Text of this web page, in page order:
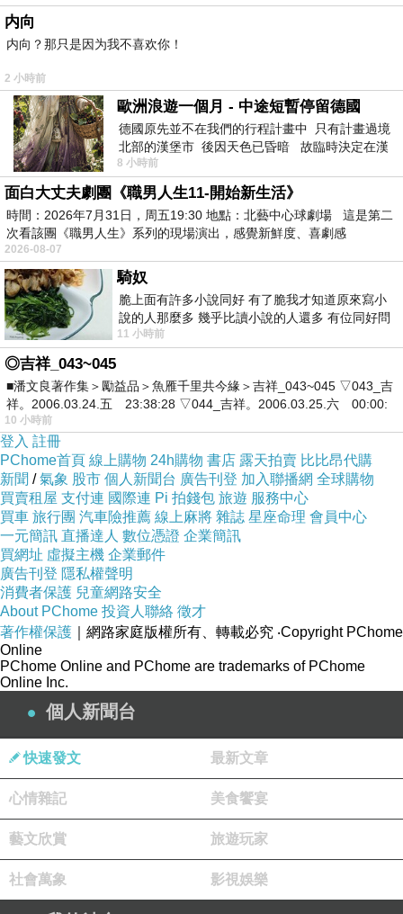
内向
内向？那只是因为我不喜欢你！
2 小時前
歐洲浪遊一個月 - 中途短暫停留德國
德國原先並不在我們的行程計畫中 只有計畫過境
北部的漢堡市 後因天色已昏暗 故臨時決定在漢
堡市吃晚餐和過夜
8 小時前
面白大丈夫劇團《職男人生11-開始新生活》
時間：2026年7月31日，周五19:30 地點：北藝中心球劇場 這是第二
次看該團《職男人生》系列的現場演出，感覺新鮮度、喜劇感
2026-08-07
騎奴
脆上面有許多小說同好 有了脆我才知道原來寫小
說的人那麼多 幾乎比讀小說的人還多 有位同好問
了一個問題 她說為什麼高中文學獎的
11 小時前
◎吉祥_043~045
■潘文良著作集＞勵益品＞魚雁千里共今緣＞吉祥_043~045 ▽043_吉
祥。2006.03.24.五 23:38:28 ▽044_吉祥。2006.03.25.六 00:00:
10 小時前
登入 註冊
PChome首頁 線上購物 24h購物 書店 露天拍賣 比比昂代購
新聞 /氣象 股市 個人新聞台 廣告刊登 加入聯播網 全球購物
買賣租屋 支付連 國際連 Pi 拍錢包 旅遊 服務中心
買車 旅行團 汽車險推薦 線上麻將 雜誌 星座命理 會員中心
一元簡訊 直播達人 數位憑證 企業簡訊
買網址 虛擬主機 企業郵件
廣告刊登 隱私權聲明
消費者保護 兒童網路安全
About PChome 投資人聯絡 徵才
著作權保護 ｜網路家庭版權所有、轉載必究 ‧Copyright PChome
Online
PChome Online and PChome are trademarks of PChome
Online Inc.
個人新聞台
快速發文 最新文章
心情雜記 美食饗宴
藝文欣賞 旅遊玩家
社會萬象 影視娛樂